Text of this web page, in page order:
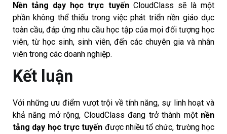
Nền tảng dạy học trực tuyếnCloudClass sẽ là một
phần không thể thiếu trong việc phát triển nền giáo dục
toàn cầu, đáp ứng nhu cầu học tập của mọi đối tượng học
viên, từ học sinh, sinh viên, đến các chuyên gia và nhân
viên trong các doanh nghiệp.
Kết luận
Với những ưu điểm vượt trội về tính năng, sự linh hoạt và
khả năng mở rộng, CloudClass đang trở thành một nền
tảng dạy học trực tuyến được nhiều tổ chức, trường học